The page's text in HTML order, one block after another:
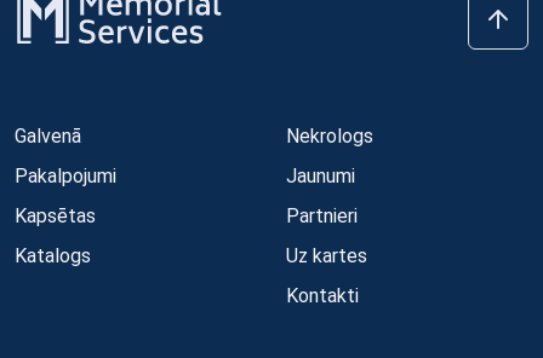
Galvenā
Pakalpojumi
Kapsētas
Katalogs
Nekrologs
Jaunumi
Partnieri
Uz kartes
Kontakti